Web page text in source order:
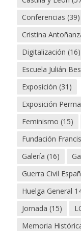
Conferencias (39)
Cristina
Digitalización (16)
Escuela Julián
Exposición (31)
Exposición
Feminismo (15)
Fundación
Galería (16)
Guerra Civil
Huelga General
Jornada (15)
Memoria